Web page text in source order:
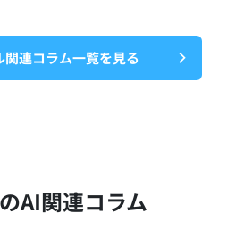
関連コラム一覧を見る
AI関連コラム